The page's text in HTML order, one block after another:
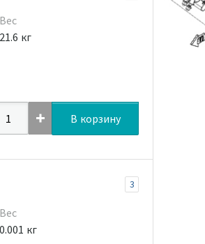
Вес
21.6 кг
В корзину
3
Вес
0.001 кг